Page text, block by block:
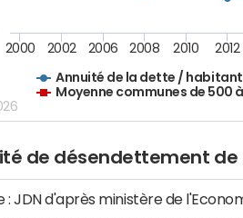
Annuité de la dette / habitant
Moyenne communes de 500
2000 2002 2006 2008 2010 2012
de désendettement
: JDN d'après ministère de